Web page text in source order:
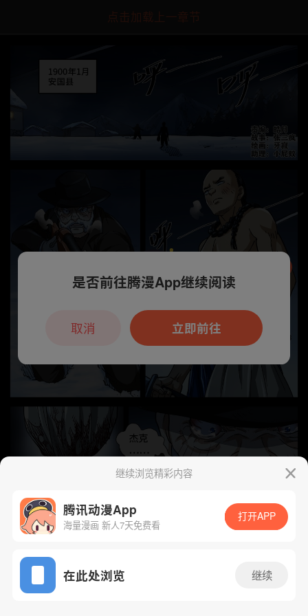
点击加载上一章节
App免费看
继续浏览精彩内容
腾讯动漫App
海量漫画 新人7天免费看
打开APP
在此处浏览 继续
本章节仅支持App阅读，可打开App新用
户7天免费看
是否前往腾漫App继续阅读
立即前往
取消